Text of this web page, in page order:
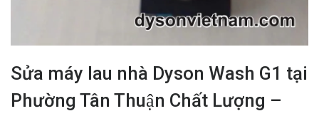
Sửa máy lau nhà Dyson Wash G1 tại
Phường Tân Thuận Chất Lượng –